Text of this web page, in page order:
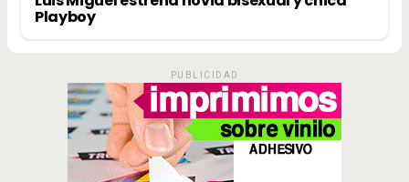
Playboy
PUBLICIDAD